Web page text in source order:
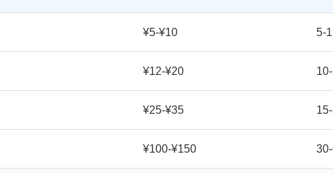
¥5-¥10 5-
¥12-¥20
¥25-¥35
¥100-¥150